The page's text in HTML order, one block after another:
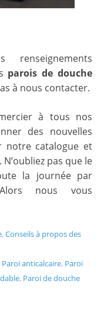
parois de douche
à nous contacter.
à tous nos
des nouvelles
notre catalogue et
pas que le
la journée par
nous vous
, Conseils à propos des
Paroi anticalcaire, Paroi
, Paroi de douche